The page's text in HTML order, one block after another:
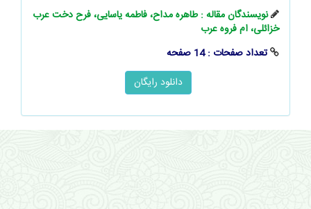
نویسندگان مقاله : طاهره مداح، فاطمه یاسایی، فرح دخت عرب
خزائلی، ام فروه عرب
تعداد صفحات : 14 صفحه